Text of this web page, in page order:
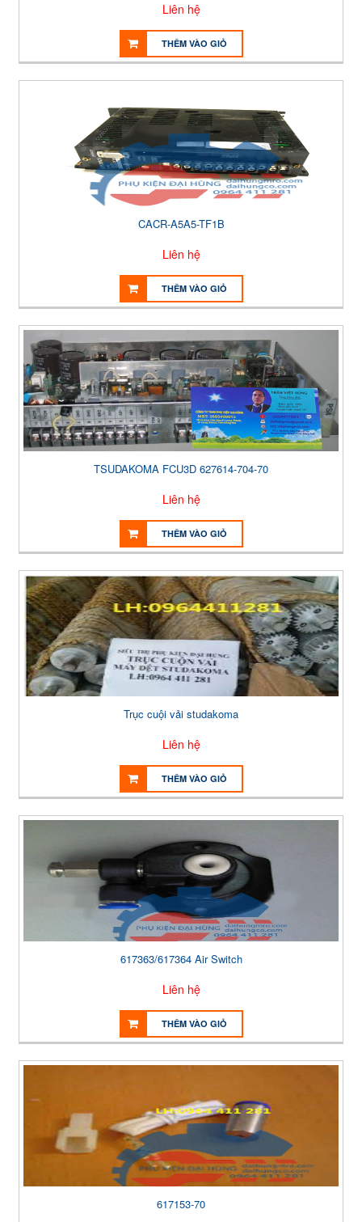
Liên hệ
THÊM VÀO GIỎ
CACR-A5A5-TF1B
Liên hệ
THÊM VÀO GIỎ
TSUDAKOMA FCU3D 627614-704-70
Liên hệ
THÊM VÀO GIỎ
Trục cuội vải studakoma
Liên hệ
THÊM VÀO GIỎ
617363/617364 Air Switch
Liên hệ
THÊM VÀO GIỎ
617153-70